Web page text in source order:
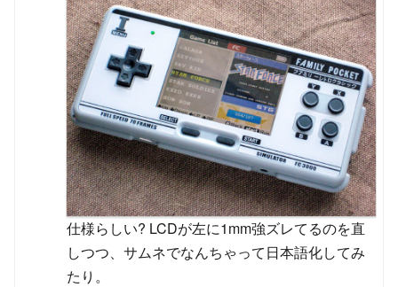
仕様らしい? LCDが左に1mm強ズレてるのを直
しつつ、サムネでなんちゃって日本語化してみ
たり。